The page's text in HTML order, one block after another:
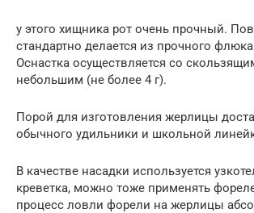
у этого хищника рот очень прочный.
стандартно делается из прочного
Оснастка осуществляется со
небольшим (не более 4 г).
Порой для изготовления жерлицы
обычного удильники и школьной
В качестве насадки используется
креветка, можно тоже применять
процесс ловли форели на жерлицы